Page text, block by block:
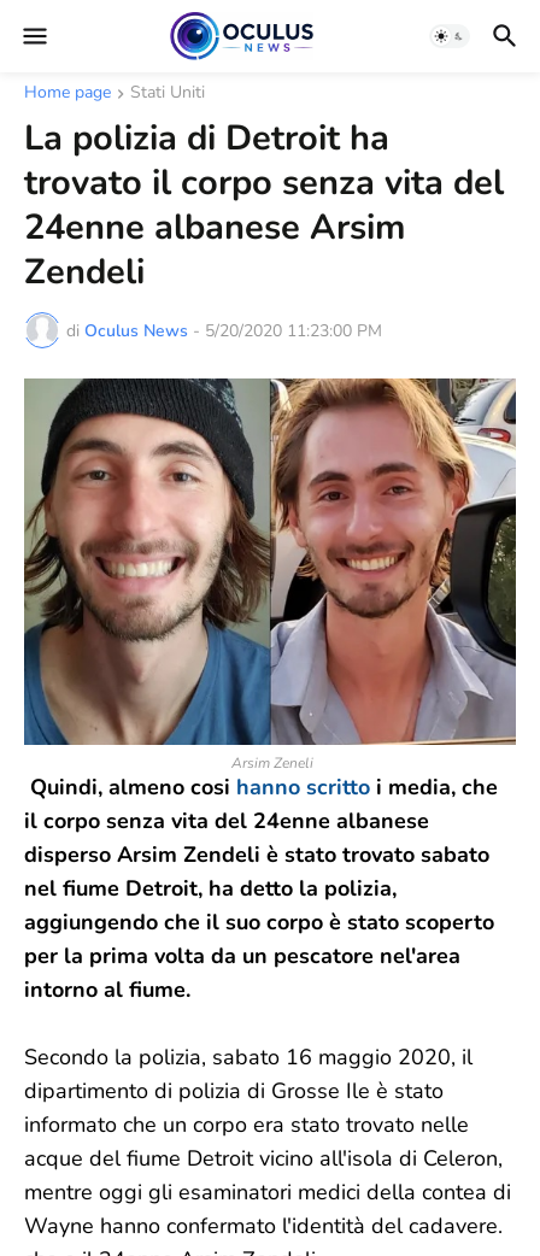
Home page Stati Uniti
La polizia di Detroit ha
trovato il corpo senza vita del
24enne albanese Arsim
Zendeli
di Oculus News - 5/20/2020 11:23:00 PM
Arsim Zeneli
Quindi, almeno cosi hanno scritto i media, che
il corpo senza vita del 24enne albanese
disperso Arsim Zendeli è stato trovato sabato
nel fiume Detroit, ha detto la polizia,
aggiungendo che il suo corpo è stato scoperto
per la prima volta da un pescatore nel'area
intorno al fiume.
Secondo la polizia, sabato 16 maggio 2020, il
dipartimento di polizia di Grosse Ile è stato
informato che un corpo era stato trovato nelle
acque del fiume Detroit vicino all'isola di Celeron,
mentre oggi gli esaminatori medici della contea di
Wayne hanno confermato l'identità del cadavere.